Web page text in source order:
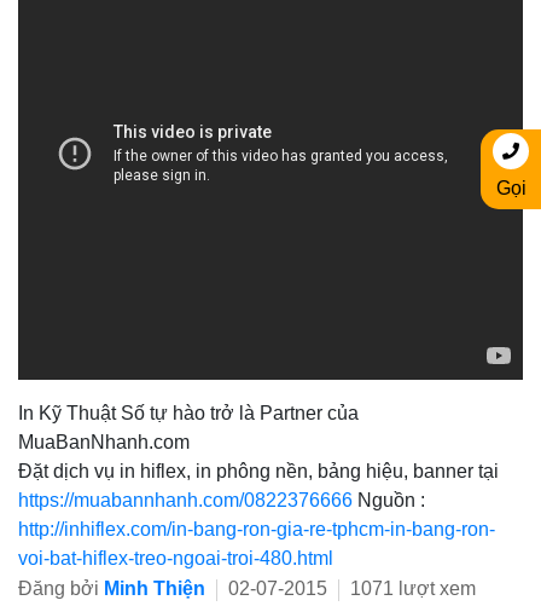
In Kỹ Thuật Số tự hào trở là Partner của
MuaBanNhanh.com
Đặt dịch vụ in hiflex, in phông nền, bảng hiệu, banner tại
https://muabannhanh.com/0822376666 Nguồn :
http://inhiflex.com/in-bang-ron-gia-re-tphcm-in-bang-ron-
voi-bat-hiflex-treo-ngoai-troi-480.html
Đăng bởi Minh Thiện 02-07-2015 1071 lượt xem
Gọi